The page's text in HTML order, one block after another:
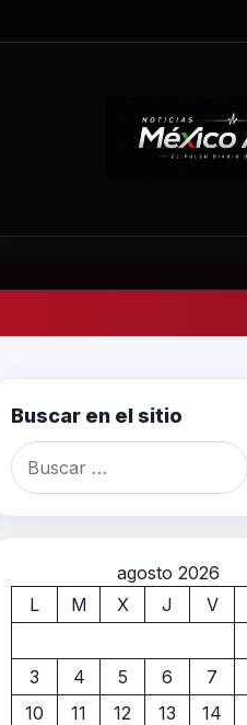
Buscar en el sitio
agosto 2026
L
M X J V
3
4 5 6 7
10
11 12 13 14